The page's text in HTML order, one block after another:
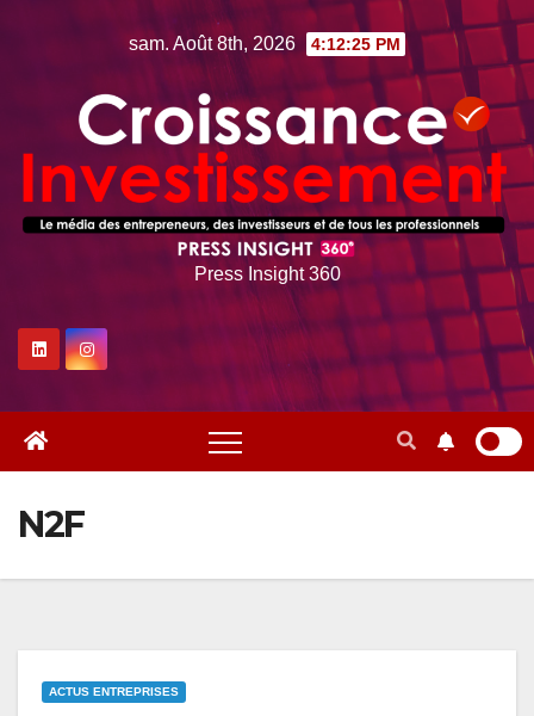
sam. Août 8th, 2026 4:12:25 PM
Press Insight 360
N2F
ACTUS ENTREPRISES